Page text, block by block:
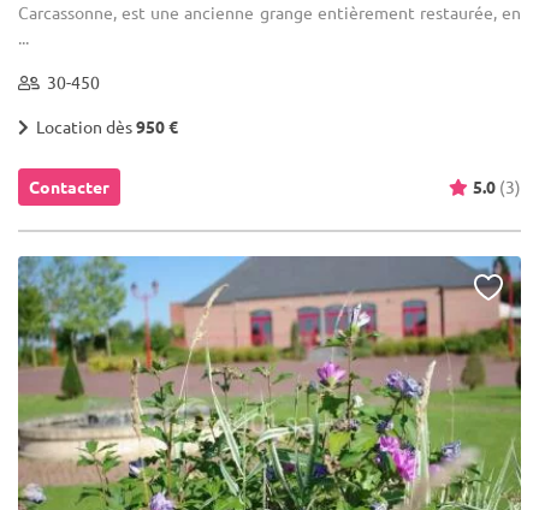
Carcassonne, est une ancienne grange entièrement restaurée, en
...
30-450
Location dès950 €
Contacter 5.0 (3)